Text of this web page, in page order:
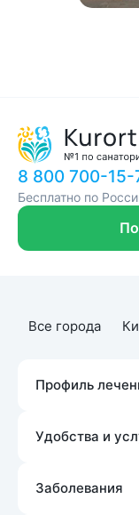
8 800 700-15-
Бесплатно по
Все города
Профиль
Удобства и
Заболевания